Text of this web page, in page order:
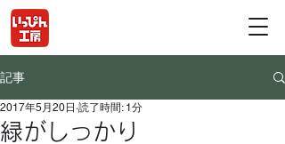
記事
緑がしっかり
2017年5月20日 読了時間: 1分